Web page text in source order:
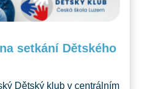
setkání Dětského
Dětský klub v centrálním